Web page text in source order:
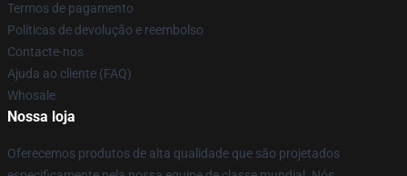
Termos de pagamento
Políticas de devolução e reembolso
Contacte-nos
Ajuda ao cliente (FAQ)
Whosale
Nossa loja
Oferecemos produtos de alta qualidade que são projetados